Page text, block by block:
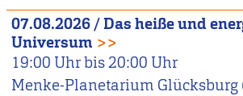
07.08.2026/Das heiße und
Universum >>
19:00 Uhr bis20:00 Uhr
Menke-Planetarium Glücksburg